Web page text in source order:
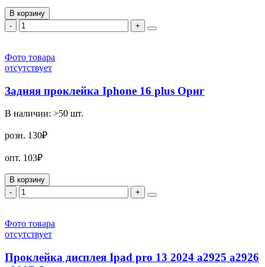
В корзину
-
+
Фото товара
отсутствует
Задняя проклейка Iphone 16 plus Ориг
В наличии: >50 шт.
розн. 130₽
опт. 103₽
В корзину
-
+
Фото товара
отсутствует
Проклейка дисплея Ipad pro 13 2024 a2925 a2926